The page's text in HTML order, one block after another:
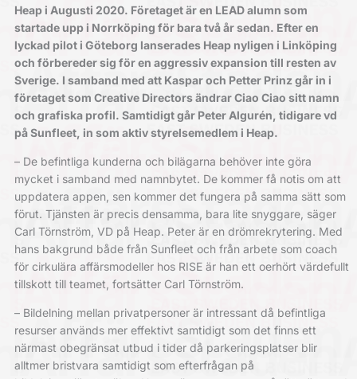
Heap i Augusti 2020. Företaget är en LEAD alumn som
startade upp i Norrköping för bara två år sedan. Efter en
lyckad pilot i Göteborg lanserades Heap nyligen i Linköping
och förbereder sig för en aggressiv expansion till resten av
Sverige. I samband med att Kaspar och Petter Prinz går in i
företaget som Creative Directors ändrar Ciao Ciao sitt namn
och grafiska profil. Samtidigt går Peter Algurén, tidigare vd
på Sunfleet, in som aktiv styrelsemedlem i Heap.
– De befintliga kunderna och bilägarna behöver inte göra
mycket i samband med namnbytet. De kommer få notis om att
uppdatera appen, sen kommer det fungera på samma sätt som
förut. Tjänsten är precis densamma, bara lite snyggare, säger
Carl Törnström, VD på Heap. Peter är en drömrekrytering. Med
hans bakgrund både från Sunfleet och från arbete som coach
för cirkulära affärsmodeller hos RISE är han ett oerhört värdefullt
tillskott till teamet, fortsätter Carl Törnström.
– Bildelning mellan privatpersoner är intressant då befintliga
resurser används mer effektivt samtidigt som det finns ett
närmast obegränsat utbud i tider då parkeringsplatser blir
alltmer bristvara samtidigt som efterfrågan på